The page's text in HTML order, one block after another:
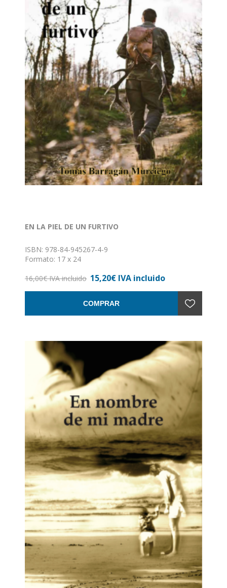
EN LA PIEL DE UN FURTIVO
ISBN: 978-84-945267-4-9
Formato: 17 x 24
Encuadernación: Rústica
16,00€ IVA incluido 15,20€ IVA incluido
COMPRAR